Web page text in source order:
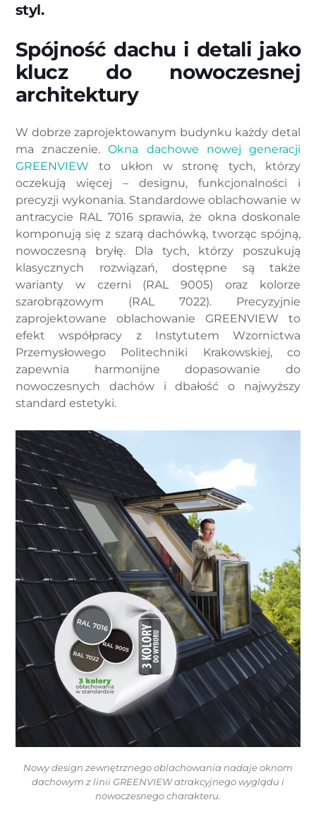
styl.
Spójność dachu i detali jako
klucz do nowoczesnej
architektury
W dobrze zaprojektowanym budynku każdy detal
ma znaczenie.Okna dachowe nowej generacji
GREENVIEW to ukłon w stronę tych, którzy
oczekują więcej – designu, funkcjonalności i
precyzji wykonania. Standardowe oblachowanie w
antracycie RAL 7016 sprawia, że okna doskonale
komponują się z szarą dachówką, tworząc spójną,
nowoczesną bryłę. Dla tych, którzy poszukują
klasycznych rozwiązań, dostępne są także
warianty w czerni (RAL 9005) oraz kolorze
szarobrązowym (RAL 7022). Precyzyjnie
zaprojektowane oblachowanie GREENVIEW to
efekt współpracy z Instytutem Wzornictwa
Przemysłowego Politechniki Krakowskiej, co
zapewnia harmonijne dopasowanie do
nowoczesnych dachów i dbałość o najwyższy
standard estetyki.
Nowy design zewnętrznego oblachowania nadaje oknom
dachowym z linii GREENVIEW atrakcyjnego wyglądu i
nowoczesnego charakteru.